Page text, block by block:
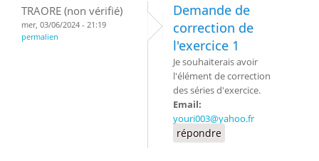
TRAORE (non vérifié)
mer, 03/06/2024 - 21:19
permalien
Demande de
correction de
l'exercice 1
Je souhaiterais avoir
l'élément de correction
des séries d'exercice.
Email:
youri003@yahoo.fr
répondre